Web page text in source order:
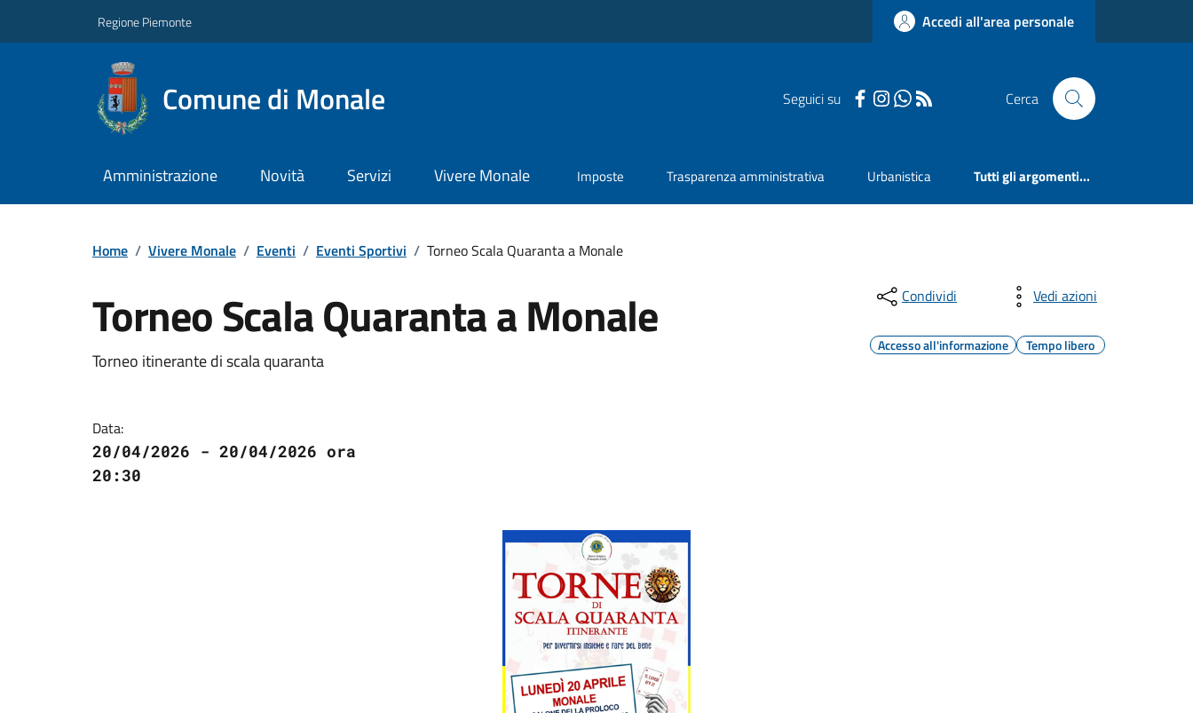
Regione Piemonte Accedi all'area personale
Comune di Monale Seguici su Cerca
Amministrazione Novità Servizi Vivere Monale Imposte Trasparenza amministrativa Urbanistica Tutti gli argomenti...
Home / Vivere Monale / Eventi / Eventi Sportivi / Torneo Scala Quaranta a Monale
Torneo Scala Quaranta a Monale
Torneo itinerante di scala quaranta
Data:
20/04/2026 - 20/04/2026 ora
20:30
Condividi Vedi azioni
Accesso all'informazione Tempo libero